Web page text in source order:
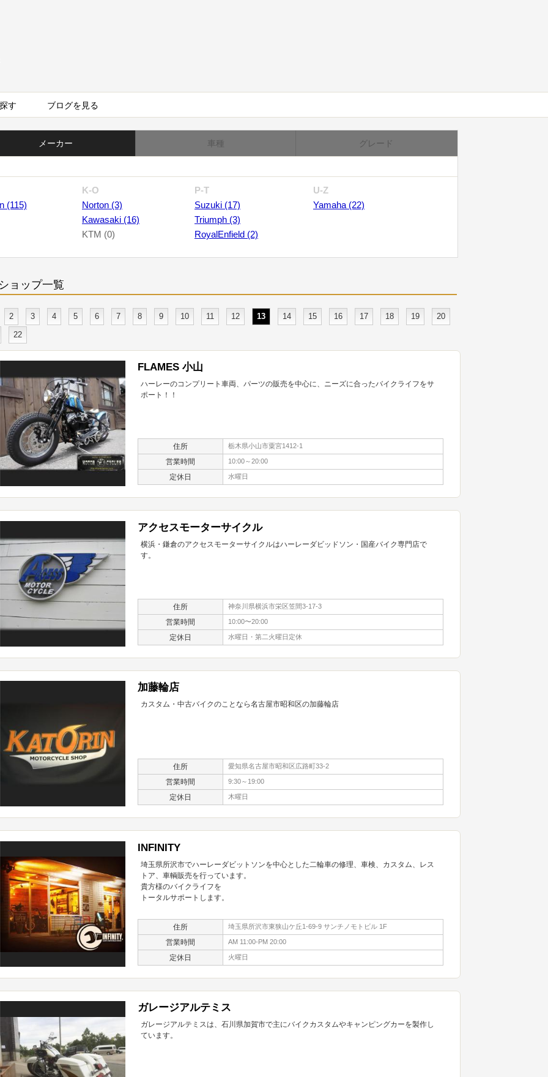
す ブログを見る
メーカー 車種 グレード
(115)
K-O
Norton (3)
Kawasaki (16)
KTM (0)
P-T
Suzuki (17)
Triumph (3)
RoyalEnfield (2)
U-Z
Yamaha (22)
ショップ一覧
2 3 4 5 6 7 8 9 10 11 12 13 14 15 16 17 18 19
20
22
FLAMES 小山
ハーレーのコンプリート車両、パーツの販売を中心に、ニーズに合ったバイクライフをサ
ポート！！
住所 栃木県小山市粟宮1412-1
営業時間 10:00～20:00
定休日 水曜日
アクセスモーターサイクル
横浜・鎌倉のアクセスモーターサイクルはハーレーダビッドソン・国産バイク専門店で
す。
住所 神奈川県横浜市栄区笠間3-17-3
営業時間 10:00〜20:00
定休日 水曜日・第二火曜日定休
加藤輪店
カスタム・中古バイクのことなら名古屋市昭和区の加藤輪店
住所 愛知県名古屋市昭和区広路町33-2
営業時間 9:30～19:00
定休日 木曜日
INFINITY
埼玉県所沢市でハーレーダビットソンを中心とした二輪車の修理、車検、カスタム、レス
トア、車輌販売を行っています。
貴方様のバイクライフを
トータルサポートします。
住所 埼玉県所沢市東狭山ケ丘1-69-9 サンチノモトビル 1F
営業時間 AM 11:00-PM 20:00
定休日 火曜日
ガレージアルテミス
ガレージアルテミスは、石川県加賀市で主にバイクカスタムやキャンピングカーを製作し
ています。